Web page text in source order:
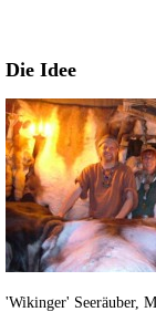
Die Idee
'Wikinger' Seeräuber,